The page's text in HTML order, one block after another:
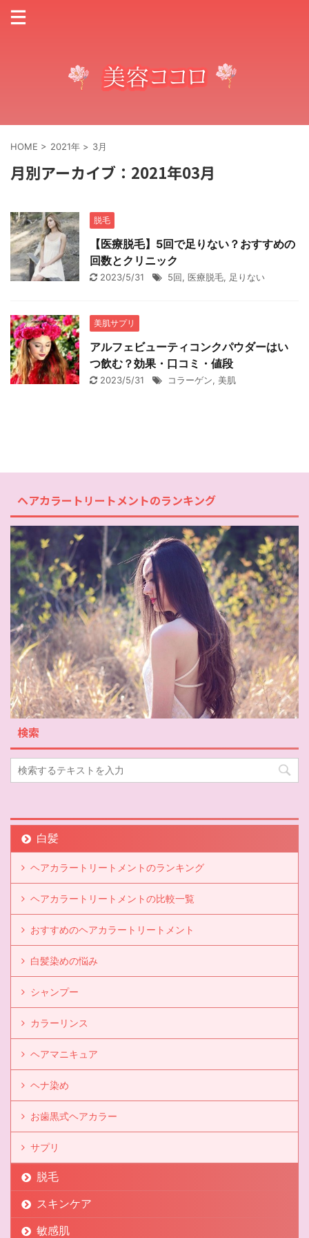
HOME > 2021年 > 3月
月別アーカイブ：2021年03月
脱毛
【医療脱毛】5回で足りない？おすすめの
回数とクリニック
2023/5/31 5回, 医療脱毛, 足りない
美肌サプリ
アルフェビューティコンクパウダーはい
つ飲む？効果・口コミ・値段
2023/5/31 コラーゲン, 美肌
ヘアカラートリートメントのランキング
検索
白髪
ヘアカラートリートメントのランキング
ヘアカラートリートメントの比較一覧
おすすめのヘアカラートリートメント
白髪染めの悩み
シャンプー
カラーリンス
ヘアマニキュア
ヘナ染め
お歯黒式ヘアカラー
サプリ
脱毛
スキンケア
敏感肌